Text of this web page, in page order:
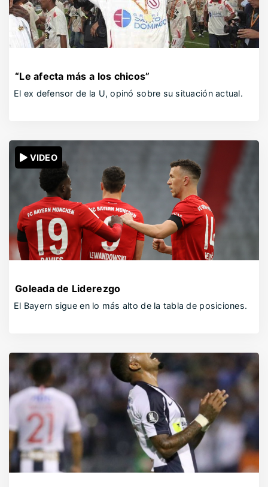
“Le afecta más a los chicos”
El ex defensor de la U, opinó sobre su situación actual.
VIDEO
Goleada de Liderezgo
El Bayern sigue en lo más alto de la tabla de posiciones.